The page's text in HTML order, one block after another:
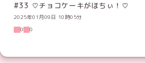
#33 ♡チョコケーキがほちぃ！♡
2025年01月09日 10時05分
0
0